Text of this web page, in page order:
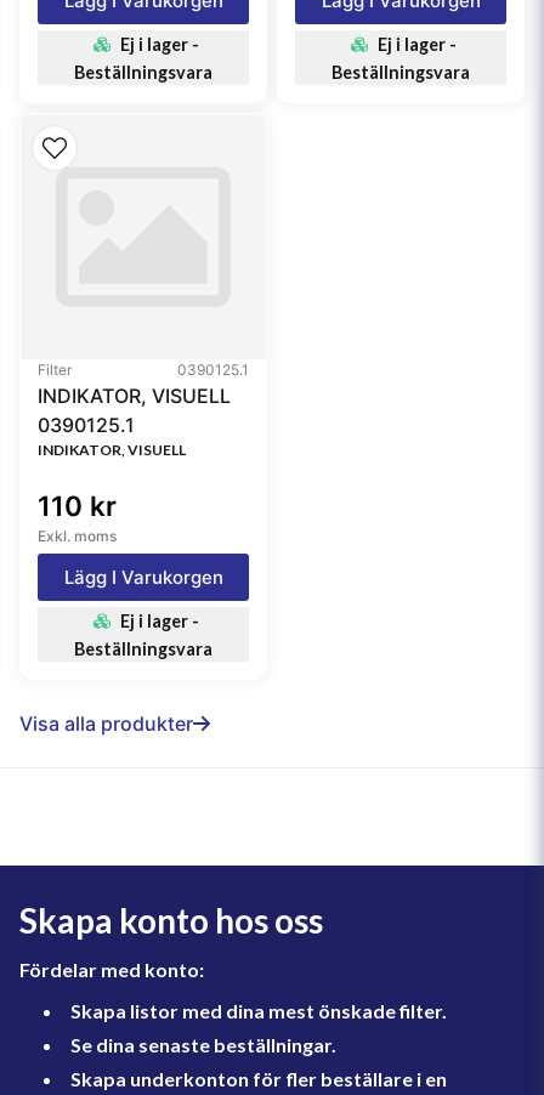
VOE11110151, 811625, 00811625, 97201, 42609,
542609, WGA96S
Ej i lager -
Beställningsvara
Ej i lager -
Beställningsvara
Filter 0390125.1
INDIKATOR, VISUELL
0390125.1
INDIKATOR, VISUELL
110 kr
Exkl. moms
Lägg I Varukorgen
Ej i lager -
Beställningsvara
Visa alla produkter
Skapa konto hos oss
Fördelar med konto:
Skapa listor med dina mest önskade filter.
Se dina senaste beställningar.
Skapa underkonton för fler beställare i en